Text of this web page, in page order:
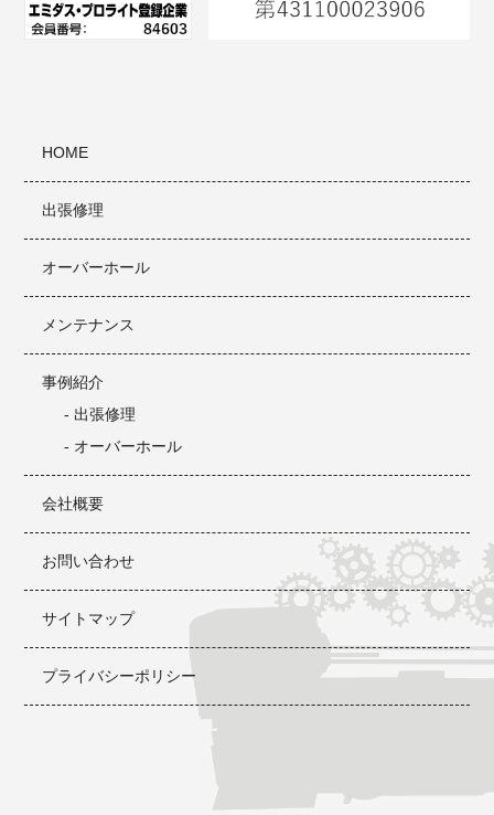
HOME
出張修理
オーバーホール
メンテナンス
事例紹介
- 出張修理
- オーバーホール
会社概要
お問い合わせ
サイトマップ
プライバシーポリシー